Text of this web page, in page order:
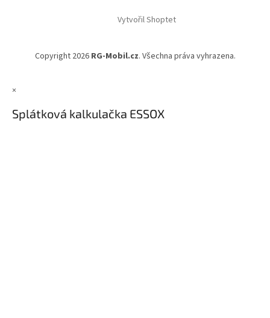
Vytvořil Shoptet
Copyright 2026 RG-Mobil.cz. Všechna práva vyhrazena.
×
Splátková kalkulačka ESSOX